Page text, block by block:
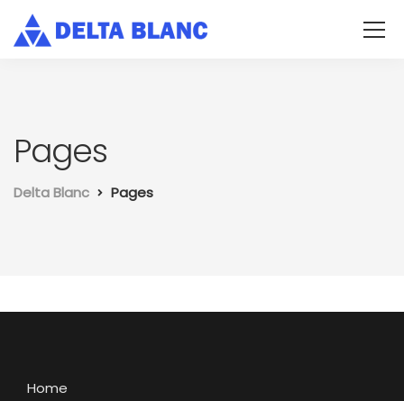
Pages
Delta Blanc Pages
Home